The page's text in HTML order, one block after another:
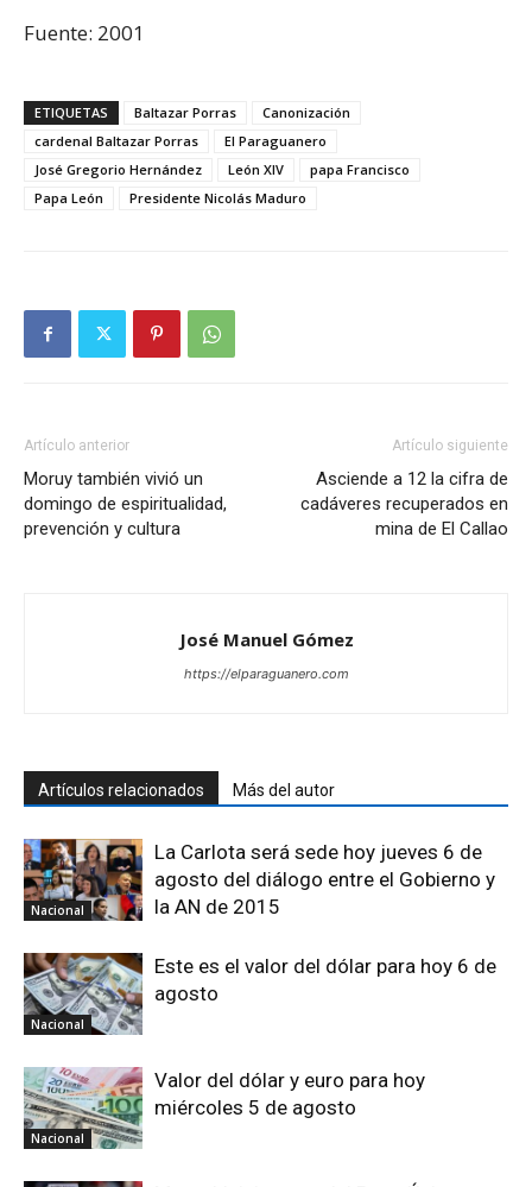
Fuente: 2001
ETIQUETAS Baltazar Porras
Canonización
cardenal Baltazar Porras
El Paraguanero
José Gregorio Hernández
León XIV
papa Francisco
Papa León
Presidente Nicolás Maduro
Artículo anterior
Moruy también vivió un
domingo de espiritualidad,
prevención y cultura
Artículo siguiente
Asciende a 12 la cifra de
cadáveres recuperados en
mina de El Callao
José Manuel Gómez
https://elparaguanero.com
Artículos relacionados Más del autor
Nacional
La Carlota será sede hoy jueves 6 de
agosto del diálogo entre el Gobierno y
la AN de 2015
Nacional
Este es el valor del dólar para hoy 6 de
agosto
Nacional
Valor del dólar y euro para hoy
miércoles 5 de agosto